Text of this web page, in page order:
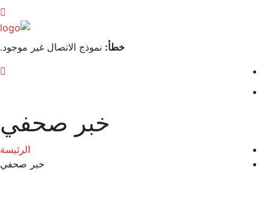
خطأ:نموذج الاتصال غير موجود.
خبر صحفي
الرئيسة
خبر صحفي